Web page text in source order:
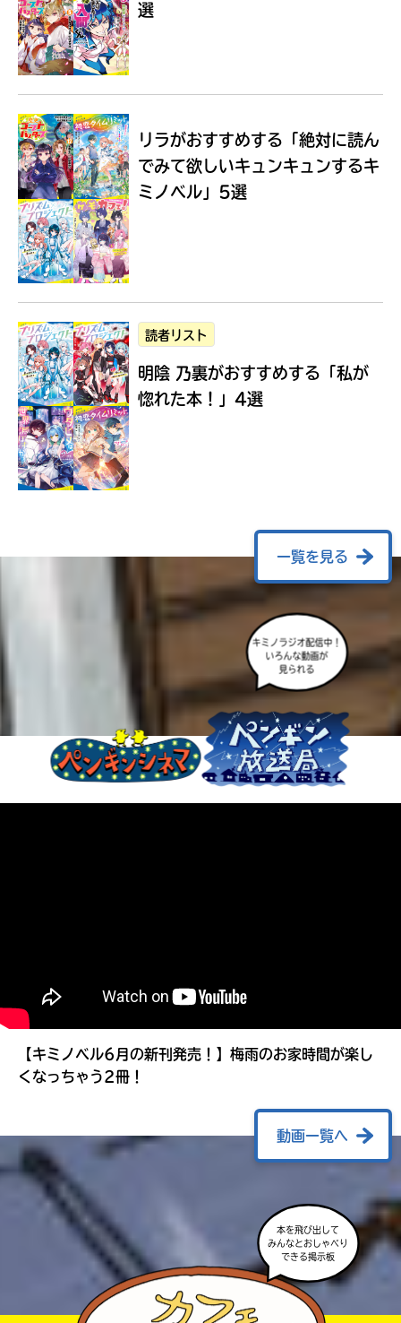
Loading...
選
リラがおすすめする 「絶対に読ん
でみて欲しいキュンキュンするキ
ミノベル」5選
読者リスト
明陰 乃裏がおすすめする 「私が
惚れた本！」4選
一覧を見る
キミノラジオ配信中！
いろんな動画が
見られる
【キミノベル6月の新刊発売！】梅雨のお家時間が楽し
くなっちゃう2冊！
動画一覧へ
本を飛び出して
みんなとおしゃべり
できる掲示板
に
エ
も
度
み
て
ね
る